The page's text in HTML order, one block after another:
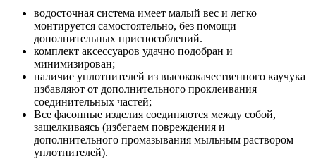
водосточная система имеет малый вес и легко
монтируется самостоятельно, без помощи
дополнительных приспособлений.
комплект аксессуаров удачно подобран и
минимизирован;
наличие уплотнителей из высококачественного каучука
избавляют от дополнительного проклеивания
соединительных частей;
Все фасонные изделия соединяются между собой,
защелкиваясь (избегаем повреждения и
дополнительного промазывания мыльным раствором
уплотнителей).